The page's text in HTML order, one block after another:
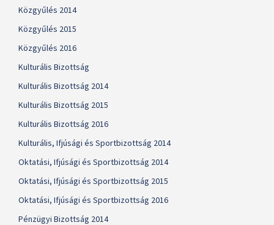
Közgyűlés 2014
Közgyűlés 2015
Közgyűlés 2016
Kulturális Bizottság
Kulturális Bizottság 2014
Kulturális Bizottság 2015
Kulturális Bizottság 2016
Kulturális, Ifjúsági és Sportbizottság 2014
Oktatási, Ifjúsági és Sportbizottság 2014
Oktatási, Ifjúsági és Sportbizottság 2015
Oktatási, Ifjúsági és Sportbizottság 2016
Pénzügyi Bizottság 2014